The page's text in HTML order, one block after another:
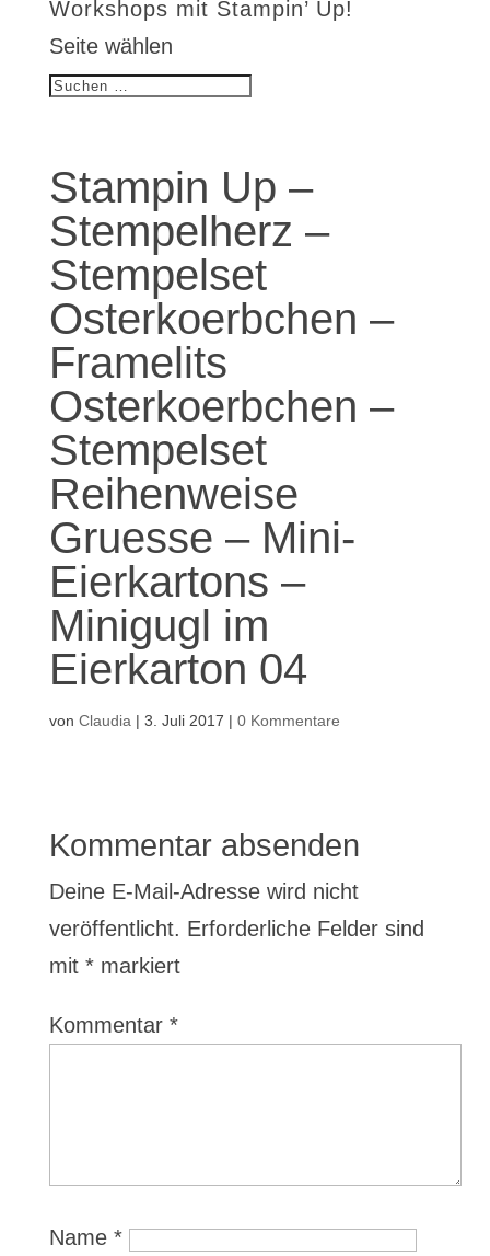
Workshops mit Stampin’ Up!
Seite wählen
Stampin Up –
Stempelherz –
Stempelset
Osterkoerbchen –
Framelits
Osterkoerbchen –
Stempelset
Reihenweise
Gruesse – Mini-
Eierkartons –
Minigugl im
Eierkarton 04
von Claudia | 3. Juli 2017 | 0 Kommentare
Kommentar absenden
Deine E-Mail-Adresse wird nicht
veröffentlicht. Erforderliche Felder sind
mit *markiert
Kommentar *
Name *